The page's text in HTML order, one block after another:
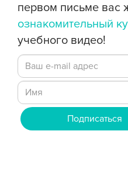
первом письме вас
ознакомительный
учебного видео!